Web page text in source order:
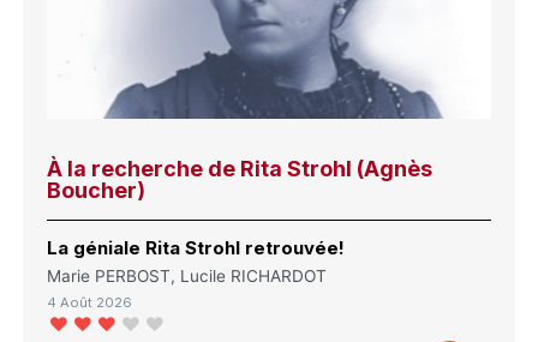
À la recherche de Rita Strohl (Agnès
Boucher)
La géniale Rita Strohl retrouvée!
Marie PERBOST, Lucile RICHARDOT
4 Août 2026